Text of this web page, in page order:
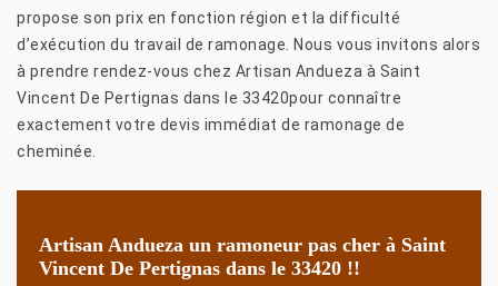
propose son prix en fonction région et la difficulté
d’exécution du travail de ramonage. Nous vous invitons alors
à prendre rendez-vous chez Artisan Andueza à Saint
Vincent De Pertignas dans le 33420pour connaître
exactement votre devis immédiat de ramonage de
cheminée.
Artisan Andueza un ramoneur pas cher à Saint
Vincent De Pertignas dans le 33420 !!